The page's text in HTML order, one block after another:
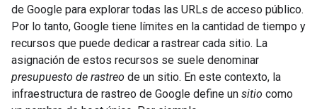
de Google para explorar todas las URLs de acceso público.
Por lo tanto, Google tiene límites en la cantidad de tiempo y
recursos que puede dedicar a rastrear cada sitio. La
asignación de estos recursos se suele denominar
presupuesto de rastreo de un sitio. En este contexto, la
infraestructura de rastreo de Google define un sitio como